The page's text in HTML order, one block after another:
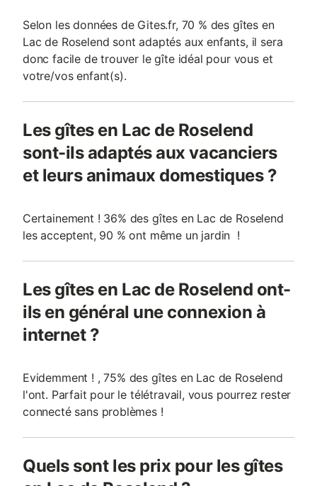
Selon les données de Gites.fr, 70 % des gîtes en
Lac de Roselend sont adaptés aux enfants, il sera
donc facile de trouver le gîte idéal pour vous et
votre/vos enfant(s).
Les gîtes en Lac de Roselend
sont-ils adaptés aux vacanciers
et leurs animaux domestiques ?
Certainement ! 36% des gîtes en Lac de Roselend
les acceptent, 90 % ont même un jardin !
Les gîtes en Lac de Roselend ont-
ils en général une connexion à
internet ?
Evidemment ! , 75% des gîtes en Lac de Roselend
l'ont. Parfait pour le télétravail, vous pourrez rester
connecté sans problèmes !
Quels sont les prix pour les gîtes